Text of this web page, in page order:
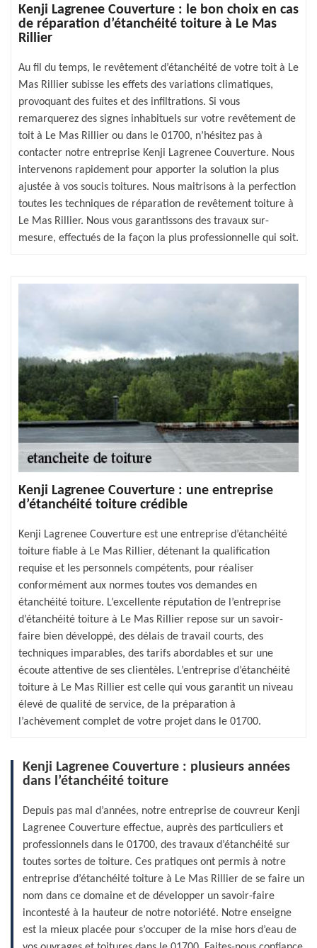
Kenji Lagrenee Couverture : le bon choix en cas
de réparation d’étanchéité toiture à Le Mas
Rillier
Au fil du temps, le revêtement d’étanchéité de votre toit à Le
Mas Rillier subisse les effets des variations climatiques,
provoquant des fuites et des infiltrations. Si vous
remarquerez des signes inhabituels sur votre revêtement de
toit à Le Mas Rillier ou dans le 01700, n’hésitez pas à
contacter notre entreprise Kenji Lagrenee Couverture. Nous
intervenons rapidement pour apporter la solution la plus
ajustée à vos soucis toitures. Nous maitrisons à la perfection
toutes les techniques de réparation de revêtement toiture à
Le Mas Rillier. Nous vous garantissons des travaux sur-
mesure, effectués de la façon la plus professionnelle qui soit.
Kenji Lagrenee Couverture : une entreprise
d’étanchéité toiture crédible
Kenji Lagrenee Couverture est une entreprise d’étanchéité
toiture fiable à Le Mas Rillier, détenant la qualification
requise et les personnels compétents, pour réaliser
conformément aux normes toutes vos demandes en
étanchéité toiture. L’excellente réputation de l’entreprise
d’étanchéité toiture à Le Mas Rillier repose sur un savoir-
faire bien développé, des délais de travail courts, des
techniques imparables, des tarifs abordables et sur une
écoute attentive de ses clientèles. L’entreprise d’étanchéité
toiture à Le Mas Rillier est celle qui vous garantit un niveau
élevé de qualité de service, de la préparation à
l’achèvement complet de votre projet dans le 01700.
Kenji Lagrenee Couverture : plusieurs années
dans l’étanchéité toiture
Depuis pas mal d’années, notre entreprise de couvreur Kenji
Lagrenee Couverture effectue, auprès des particuliers et
professionnels dans le 01700, des travaux d’étanchéité sur
toutes sortes de toiture. Ces pratiques ont permis à notre
entreprise d’étanchéité toiture à Le Mas Rillier de se faire un
nom dans ce domaine et de développer un savoir-faire
incontesté à la hauteur de notre notoriété. Notre enseigne
est la mieux placée pour s’occuper de la mise hors d’eau de